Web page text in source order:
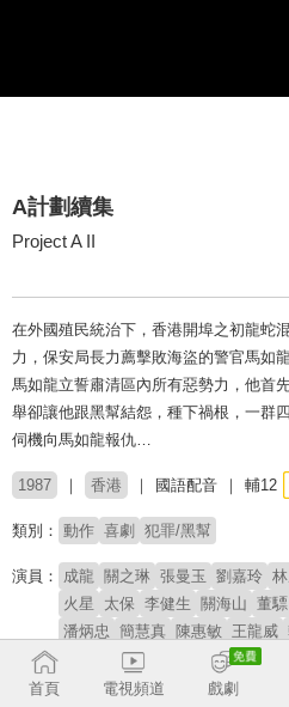
A計劃續集
Project A II
在外國殖民統治下，香港開埠之初龍蛇
力，保安局長力薦擊敗海盜的警官馬如
馬如龍立誓肅清區內所有惡勢力，他首
舉卻讓他跟黑幫結怨，種下禍根，一群
伺機向馬如龍報仇…
1987 香港 國語配音 輔12
類別： 動作 喜劇 犯罪/黑幫
演員： 成龍 關之琳 張曼玉 劉嘉玲
火星
太保 李健生 關海山 董驃
潘炳忠 簡慧真 陳惠敏 王龍威
黃新 許冠英
朱鐵和 李海生 張午郎 黃曼凝
首頁 電視頻道 戲劇